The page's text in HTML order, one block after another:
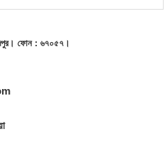
ফোন : ৬৭০৫৭।